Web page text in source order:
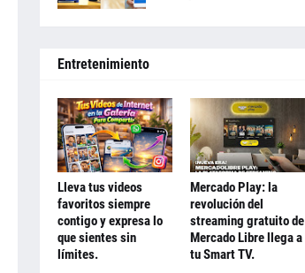
Entretenimiento
Lleva tus videos
favoritos siempre
contigo y expresa lo
que sientes sin
límites.
Mercado Play: la
revolución del
streaming gratuito de
Mercado Libre llega a
tu Smart TV.